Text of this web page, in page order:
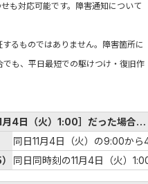
も対応可能です。障害通知について
るものではありません。障害箇所に
も、平日最短での駆けつけ・復旧作
月4日（火）1:00］だった場合…
同日11月4日（火）の9:00か
同日同時刻の11月4日（火）